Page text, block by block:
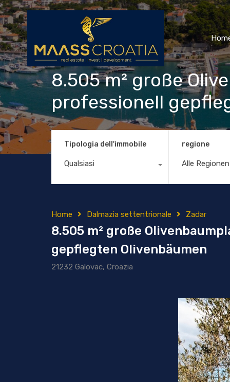
8.505 m² große
professionell
Tipologia dell'immobile
Qualsiasi
regione
Alle Regionen
Home Dalmazia settentrionale Zadar
8.505 m² große
gepflegten Olivenbäumen
21232 Galovac, Croazia